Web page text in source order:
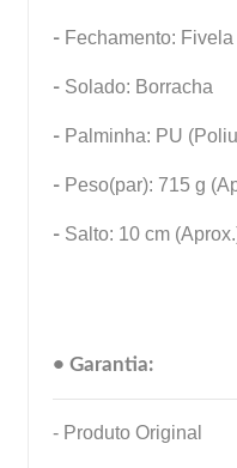
- Fechamento: Fivela
- Solado: Borracha
- Palminha: PU
- Peso(par): 715 g
- Salto: 10 cm
• Garantia:
- Produto Original